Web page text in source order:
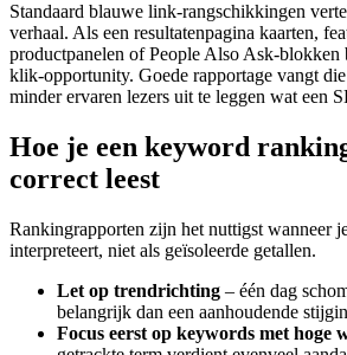
Standaard blauwe link‑rangschikkingen
verhaal. Als een resultatenpagina kaarten,
productpanelen of People Also Ask‑blokken
klik‑opportunity. Goede rapportage vangt
minder ervaren lezers uit te leggen wat een
Hoe je een keyword
correct leest
Rankingrapporten zijn het nuttigst wanneer
interpreteert, niet als geïsoleerde getallen.
Let op trendrichting – één dag
belangrijk dan een aanhoudende
Focus eerst op keywords met hoge